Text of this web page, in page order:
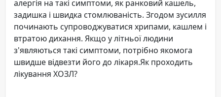
алергія на такі симптоми, як ранковий кашель,
задишка і швидка стомлюваність. Згодом зусилля
починають супроводжуватися хрипами, кашлем і
втратою дихання. Якщо у літньої людини
з'являються такі симптоми, потрібно якомога
швидше відвезти його до лікаря.Як проходить
лікування ХОЗЛ?